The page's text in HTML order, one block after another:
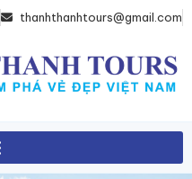
thanhthanhtours@gmail.com